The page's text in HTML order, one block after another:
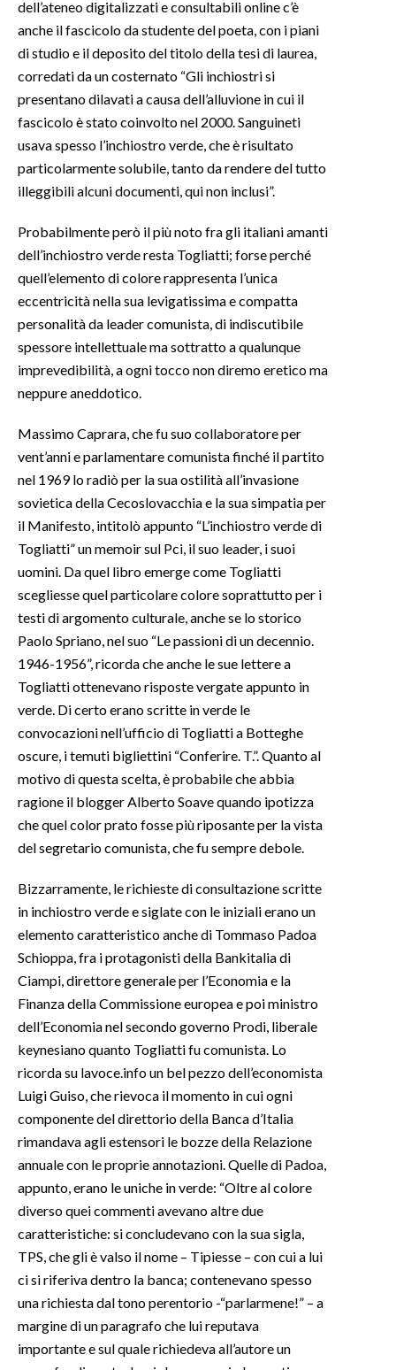
dell’ateneo digitalizzati e consultabili online c’è
anche il fascicolo da studente del poeta, con i piani
di studio e il deposito del titolo della tesi di laurea,
corredati da un costernato “Gli inchiostri si
presentano dilavati a causa dell’alluvione in cui il
fascicolo è stato coinvolto nel 2000. Sanguineti
usava spesso l’inchiostro verde, che è risultato
particolarmente solubile, tanto da rendere del tutto
illeggibili alcuni documenti, qui non inclusi”.
Probabilmente però il più noto fra gli italiani amanti
dell’inchiostro verde resta Togliatti; forse perché
quell’elemento di colore rappresenta l’unica
eccentricità nella sua levigatissima e compatta
personalità da leader comunista, di indiscutibile
spessore intellettuale ma sottratto a qualunque
imprevedibilità, a ogni tocco non diremo eretico ma
neppure aneddotico.
Massimo Caprara, che fu suo collaboratore per
vent’anni e parlamentare comunista finché il partito
nel 1969 lo radiò per la sua ostilità all’invasione
sovietica della Cecoslovacchia e la sua simpatia per
il Manifesto, intitolò appunto “L’inchiostro verde di
Togliatti” un memoir sul Pci, il suo leader, i suoi
uomini. Da quel libro emerge come Togliatti
scegliesse quel particolare colore soprattutto per i
testi di argomento culturale, anche se lo storico
Paolo Spriano, nel suo “Le passioni di un decennio.
1946-1956”, ricorda che anche le sue lettere a
Togliatti ottenevano risposte vergate appunto in
verde. Di certo erano scritte in verde le
convocazioni nell’ufficio di Togliatti a Botteghe
oscure, i temuti bigliettini “Conferire. T.”. Quanto al
motivo di questa scelta, è probabile che abbia
ragione il blogger Alberto Soave quando ipotizza
che quel color prato fosse più riposante per la vista
del segretario comunista, che fu sempre debole.
Bizzarramente, le richieste di consultazione scritte
in inchiostro verde e siglate con le iniziali erano un
elemento caratteristico anche di Tommaso Padoa
Schioppa, fra i protagonisti della Bankitalia di
Ciampi, direttore generale per l’Economia e la
Finanza della Commissione europea e poi ministro
dell’Economia nel secondo governo Prodi, liberale
keynesiano quanto Togliatti fu comunista. Lo
ricorda su lavoce.info un bel pezzo dell’economista
Luigi Guiso, che rievoca il momento in cui ogni
componente del direttorio della Banca d’Italia
rimandava agli estensori le bozze della Relazione
annuale con le proprie annotazioni. Quelle di Padoa,
appunto, erano le uniche in verde: “Oltre al colore
diverso quei commenti avevano altre due
caratteristiche: si concludevano con la sua sigla,
TPS, che gli è valso il nome – Tipiesse – con cui a lui
ci si riferiva dentro la banca; contenevano spesso
una richiesta dal tono perentorio -“parlarmene!” – a
margine di un paragrafo che lui reputava
importante e sul quale richiedeva all’autore un